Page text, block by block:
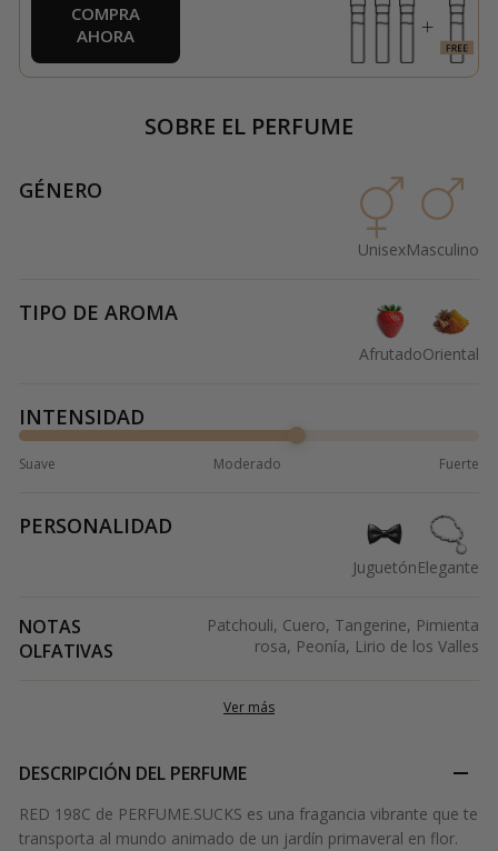
COMPRA
AHORA
SOBRE EL PERFUME
GÉNERO
UnisexMasculino
TIPO DE AROMA
AfrutadoOriental
INTENSIDAD
Suave Moderado Fuerte
PERSONALIDAD
JuguetónElegante
NOTAS
OLFATIVAS
Patchouli, Cuero, Tangerine, Pimienta
rosa, Peonía, Lirio de los Valles
Ver más
DESCRIPCIÓN DEL PERFUME
RED 198C de PERFUME.SUCKS es una fragancia vibrante que te
transporta al mundo animado de un jardín primaveral en flor.